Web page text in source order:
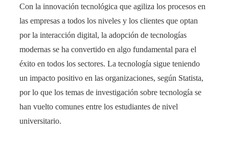
Con la innovación tecnológica que agiliza los procesos en
las empresas a todos los niveles y los clientes que optan
por la interacción digital, la adopción de tecnologías
modernas se ha convertido en algo fundamental para el
éxito en todos los sectores. La tecnología sigue teniendo
un impacto positivo en las organizaciones, según Statista,
por lo que los temas de investigación sobre tecnología se
han vuelto comunes entre los estudiantes de nivel
universitario.